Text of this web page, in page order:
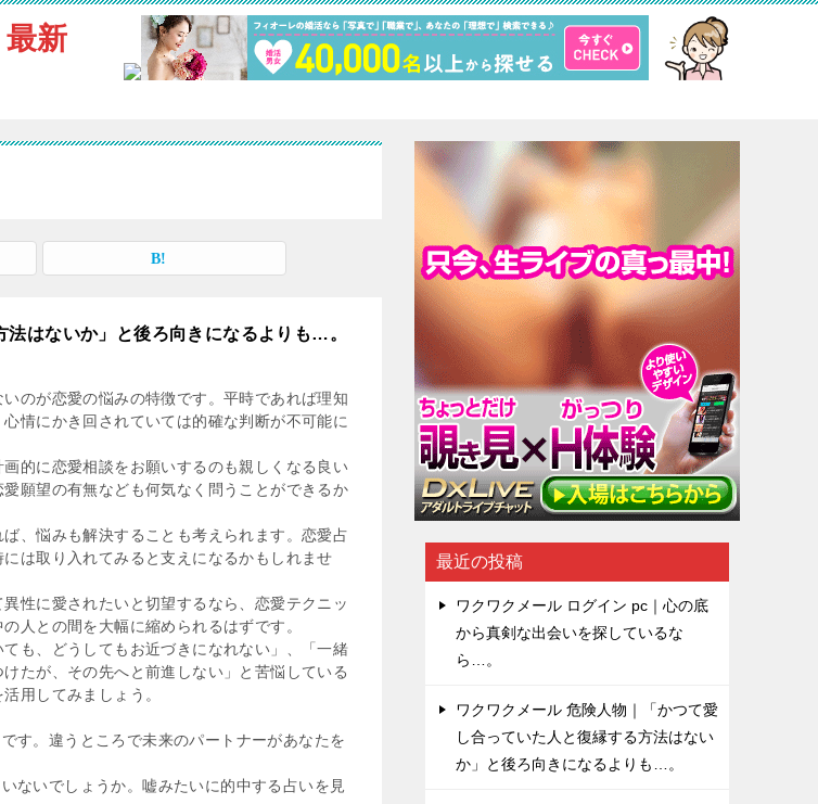
新
はないか」と後ろ向きになるよりも…。
のが恋愛の悩みの特徴です。平時であれば理知
情にかき回されていては的確な判断が不可能に
的に恋愛相談をお願いするのも親しくなる良い
願望の有無なども何気なく問うことができるか
、悩みも解決することも考えられます。恋愛占
は取り入れてみると支えになるかもしれませ
性に愛されたいと切望するなら、恋愛テクニッ
人との間を大幅に縮められるはずです。
ても、どうしてもお近づきになれない」、「一緒
たが、その先へと前進しない」と苦悩している
用してみましょう。
す。違うところで未来のパートナーがあなたを
ないでしょうか。嘘みたいに的中する占いを見
最近の投稿
ワクワクメール ログイン pc｜心の底
から真剣な出会いを探しているな
ら…。
ワクワクメール 危険人物｜「かつて愛
し合っていた人と復縁する方法はない
か」と後ろ向きになるよりも…。